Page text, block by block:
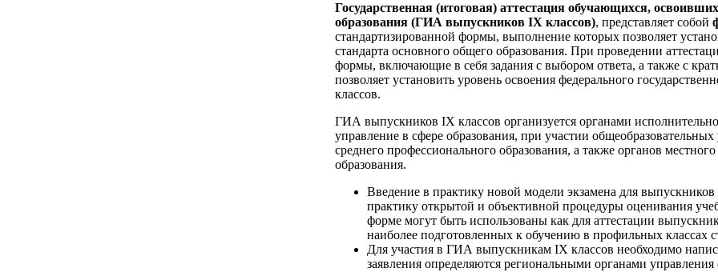
Государственная (итоговая) аттестация обучающихся,
образования (ГИА выпускников IX классов), представляет собой
стандартизированной формы, выполнение которых позволяет
стандарта основного общего образования. При проведении
формы, включающие в себя задания с выбором ответа, а также с
позволяет установить уровень освоения федерального
классов.
ГИА выпускников IX классов организуется органами
управление в сфере образования, при участии
среднего профессионального образования, а также органов
образования.
Введение в практику новой модели экзамена для
практику открытой и объективной процедуры оценивания
форме могут быть использованы как для аттестации
наиболее подготовленных к обучению в профильных классах
Для участия в ГИА выпускникам IX классов необходимо
заявления определяются региональными органами управления